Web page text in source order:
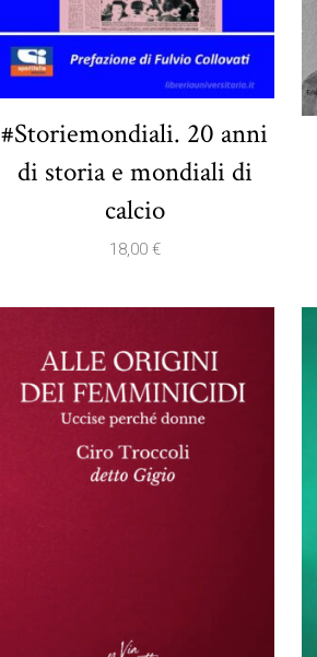
#Storiemondiali. 20 anni
di storia e mondiali di
calcio
18,00 €